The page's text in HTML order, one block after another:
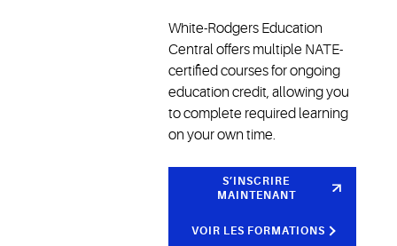
White-Rodgers Education
Central offers multiple NATE-
certified courses for ongoing
education credit, allowing you
to complete required learning
on your own time.
S’INSCRIRE
MAINTENANT
VOIR LES FORMATIONS